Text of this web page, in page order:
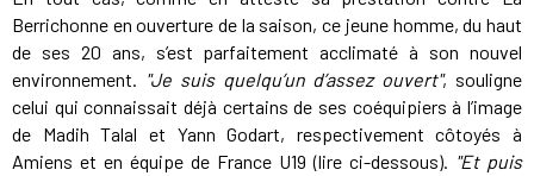
Berrichonne en ouverture de la saison, ce jeune homme, du haut
de ses 20 ans, s’est parfaitement acclimaté à son nouvel
environnement. "Je suis quelqu’un d’assez ouvert", souligne
celui qui connaissait déjà certains de ses coéquipiers à l’image
de Madih Talal et Yann Godart, respectivement côtoyés à
Amiens et en équipe de France U19 (lire ci-dessous). "Et puis